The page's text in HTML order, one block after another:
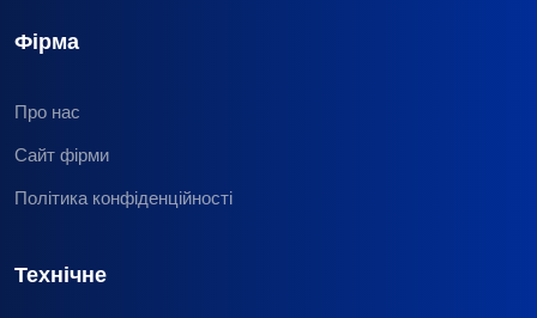
Фірма
Про нас
Сайт фірми
Політика конфіденційності
Технічне